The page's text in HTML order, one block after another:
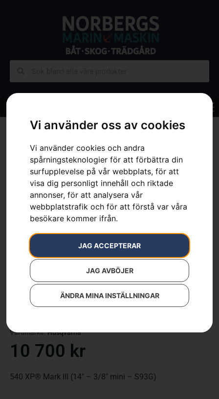
Vi använder oss av cookies
Vi använder cookies och andra
spårningsteknologier för att förbättra din
surfupplevelse på vår webbplats, för att
visa dig personligt innehåll och riktade
annonser, för att analysera vår
webbplatstrafik och för att förstå var våra
besökare kommer ifrån.
JAG ACCEPTERAR
JAG AVBÖJER
ÄNDRA MINA INSTÄLLNINGAR
»Sortiment»Skog»Motorsågar»Bensindrivna Motorsågar
HUSQVARNA 540 XP®
Mark III
Varumärke:Husqvarna
10 700 kr
540 XP® Mark III (14″ – 3/8″ mini – S93G)